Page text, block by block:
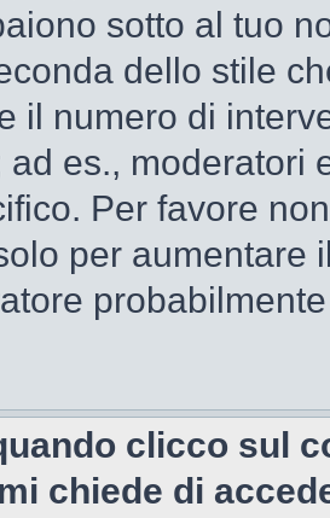
sotto al tuo
dello stile
il numero di
ad es., moderatori
Per favore
per aumentare
clicco sul
chiede di